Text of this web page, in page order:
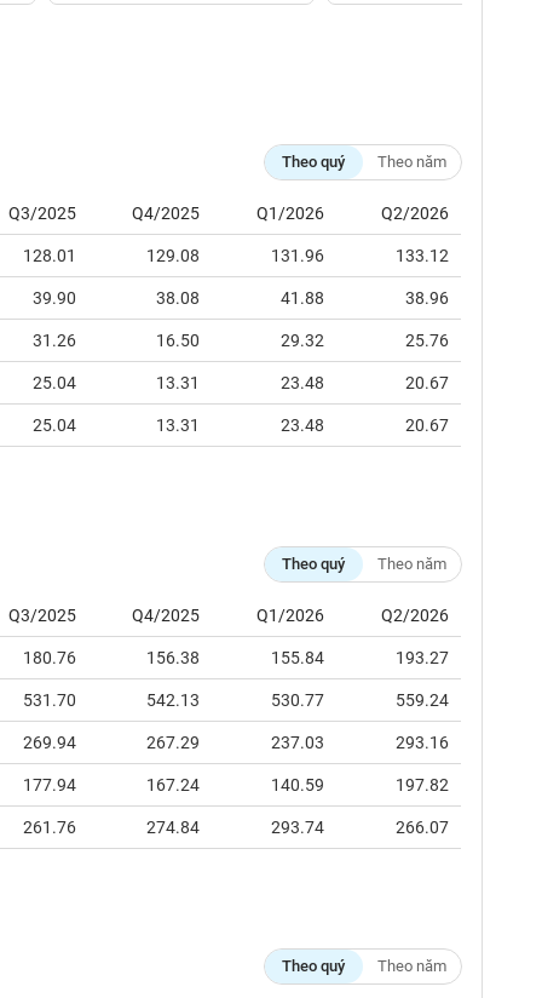
Theo quý Theo năm
Q3/2025 Q4/2025 Q1/2026 Q2/2026
128.01 129.08 131.96 133.12
39.90 38.08 41.88 38.96
31.26 16.50 29.32 25.76
25.04 13.31 23.48 20.67
25.04 13.31 23.48 20.67
Theo quý Theo năm
Q3/2025 Q4/2025 Q1/2026 Q2/2026
180.76 156.38 155.84 193.27
531.70 542.13 530.77 559.24
269.94 267.29 237.03 293.16
177.94 167.24 140.59 197.82
261.76 274.84 293.74 266.07
Theo quý Theo năm